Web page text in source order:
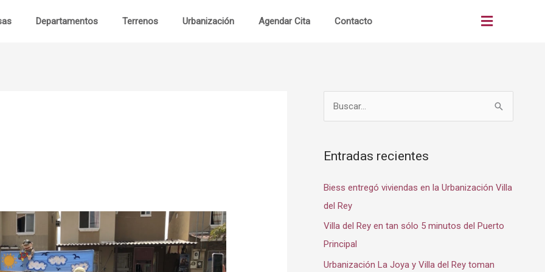
Departamentos Terrenos Urbanización Agendar Cita Contacto
¿Cómo Comprar?
c
a
Entradas recientes
Biess entregó viviendas en la Urbanización Villa
del Rey
Villa del Rey en tan sólo 5 minutos del Puerto
Principal
Urbanización La Joya y Villa del Rey toman